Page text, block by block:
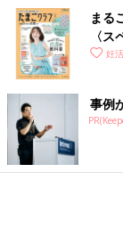
まる
〈
妊活
事例